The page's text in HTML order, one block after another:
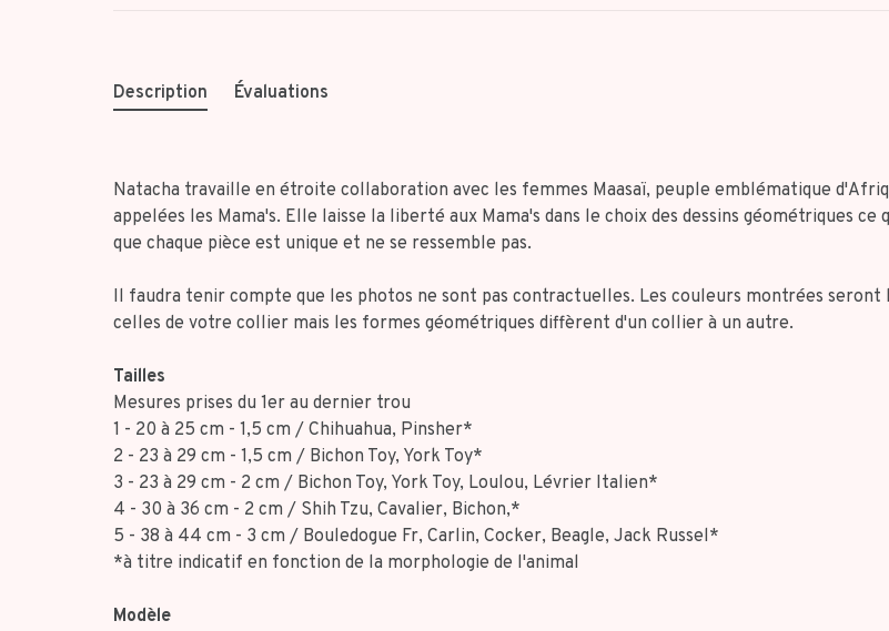
Description Évaluations
Natacha travaille en étroite collaboration avec les femmes Maasaï, peuple emblématique
appelées les Mama's. Elle laisse la liberté aux Mama's dans le choix des dessins géométriques ce
que chaque pièce est unique et ne se ressemble pas.
Il faudra tenir compte que les photos ne sont pas contractuelles. Les couleurs montrées seront
celles de votre collier mais les formes géométriques diffèrent d'un collier à un autre.
Tailles
Mesures prises du 1er au dernier trou
1 - 20 à 25 cm - 1,5 cm / Chihuahua, Pinsher*
2 - 23 à 29 cm - 1,5 cm / Bichon Toy, York Toy*
3 - 23 à 29 cm - 2 cm / Bichon Toy, York Toy, Loulou, Lévrier Italien*
4 - 30 à 36 cm - 2 cm / Shih Tzu, Cavalier, Bichon,*
5 - 38 à 44 cm - 3 cm / Bouledogue Fr, Carlin, Cocker, Beagle, Jack Russel*
*à titre indicatif en fonction de la morphologie de l'animal
Modèle